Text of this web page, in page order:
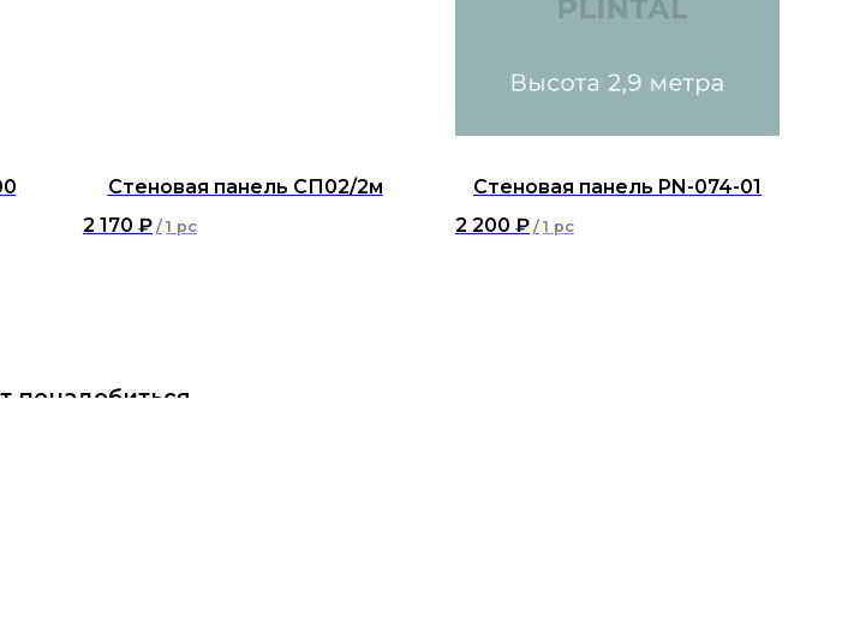
Стеновая панель СП02/2м
2 170 ₽ / 1 pc
Стеновая панель PN-074-01
2 200 ₽ / 1 pc
понадобиться